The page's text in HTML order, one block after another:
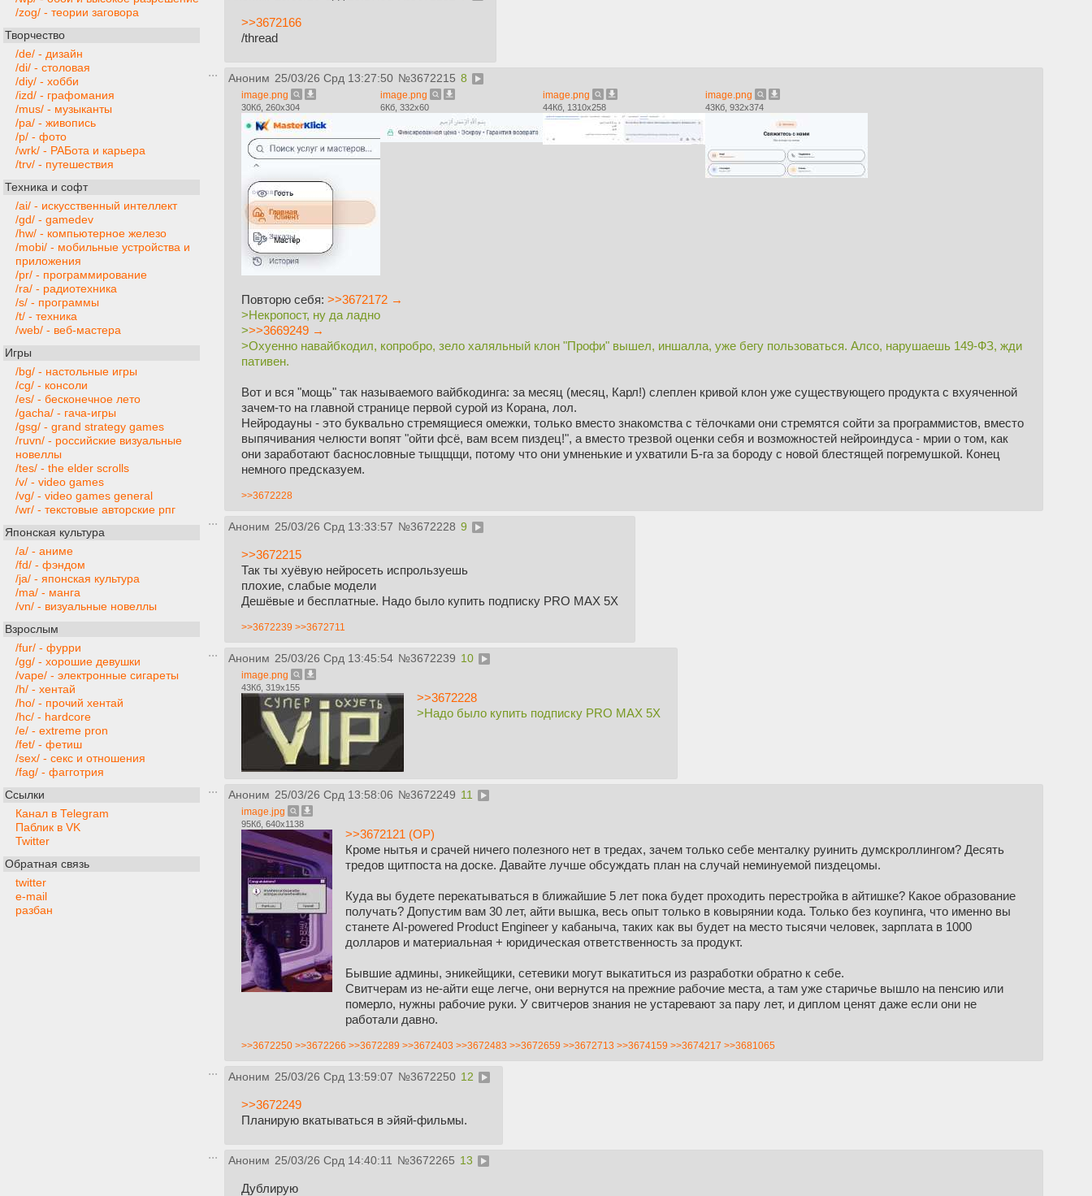
/zog/ - теории заговора
Творчество
/de/ - дизайн
/di/ - столовая
/diy/ - хобби
/izd/ - графомания
/mus/ - музыканты
/pa/ - живопись
/p/ - фото
/wrk/ - РАБота и карьера
/trv/ - путешествия
Техника и софт
/ai/ - искусственный интеллект
/gd/ - gamedev
/hw/ - компьютерное железо
/mobi/ - мобильные устройства и
приложения
/pr/ - программирование
/ra/ - радиотехника
/s/ - программы
/t/ - техника
/web/ - веб-мастера
Игры
/bg/ - настольные игры
/cg/ - консоли
/es/ - бесконечное лето
/gacha/ - гача-игры
/gsg/ - grand strategy games
/ruvn/ - российские визуальные
новеллы
/tes/ - the elder scrolls
/v/ - video games
/vg/ - video games general
/wr/ - текстовые авторские рпг
Японская культура
/a/ - аниме
/fd/ - фэндом
/ja/ - японская культура
/ma/ - манга
/vn/ - визуальные новеллы
Взрослым
/fur/ - фурри
/gg/ - хорошие девушки
/vape/ - электронные сигареты
/h/ - хентай
/ho/ - прочий хентай
/hc/ - hardcore
/e/ - extreme pron
/fet/ - фетиш
/sex/ - секс и отношения
/fag/ - фагготрия
Ссылки
Канал в Telegram
Паблик в VK
Twitter
Обратная связь
twitter
e-mail
разбан
>>3672166
/thread
Аноним 25/03/26 Срд 13:27:50 №3672215 8
image.png
30Кб, 260x304
image.png
6Кб, 332x60
image.png
44Кб, 1310x258
image.png
43Кб, 932x374
Повторю себя: >>3672172 →
>Некропост, ну да ладно
>>>3669249 →
>Охуенно навайбкодил, копробро, зело халяльный клон "Профи" вышел, иншалла, уже бегу пользоваться. Алсо, нарушаешь 149-ФЗ, жди
пативен.
Вот и вся "мощь" так называемого вайбкодинга: за месяц (месяц, Карл!) слеплен кривой клон уже существующего продукта с вхуяченной
зачем-то на главной странице первой сурой из Корана, лол.
Нейродауны - это буквально стремящиеся омежки, только вместо знакомства с тёлочками они стремятся сойти за программистов, вместо
выпячивания челюсти вопят "ойти фсё, вам всем пиздец!", а вместо трезвой оценки себя и возможностей нейроиндуса - мрии о том, как
они заработают баснословные тыщщщи, потому что они умненькие и ухватили Б-га за бороду с новой блестящей погремушкой. Конец
немного предсказуем.
>>3672228
Аноним 25/03/26 Срд 13:33:57 №3672228 9
>>3672215
Так ты хуёвую нейросеть испрользуешь
плохие, слабые модели
Дешёвые и бесплатные. Надо было купить подписку PRO MAX 5X
>>3672239 >>3672711
Аноним 25/03/26 Срд 13:45:54 №3672239 10
image.png
43Кб, 319x155
>>3672228
>Надо было купить подписку PRO MAX 5X
Аноним 25/03/26 Срд 13:58:06 №3672249 11
image.jpg
95Кб, 640x1138
>>3672121 (OP)
Кроме нытья и срачей ничего полезного нет в тредах, зачем только себе менталку руинить думскроллингом? Десять
тредов щитпоста на доске. Давайте лучше обсуждать план на случай неминуемой пиздецомы.
Куда вы будете перекатываться в ближайшие 5 лет пока будет проходить перестройка в айтишке? Какое образование
получать? Допустим вам 30 лет, айти вышка, весь опыт только в ковырянии кода. Только без коупинга, что именно вы
станете AI-powered Product Engineer у кабаныча, таких как вы будет на место тысячи человек, зарплата в 1000
долларов и материальная + юридическая ответственность за продукт.
Бывшие админы, эникейщики, сетевики могут выкатиться из разработки обратно к себе.
Свитчерам из не-айти еще легче, они вернутся на прежние рабочие места, а там уже старичье вышло на пенсию или
померло, нужны рабочие руки. У свитчеров знания не устаревают за пару лет, и диплом ценят даже если они не
работали давно.
>>3672250 >>3672266 >>3672289 >>3672403 >>3672483 >>3672659 >>3672713 >>3674159 >>3674217 >>3681065
Аноним 25/03/26 Срд 13:59:07 №3672250 12
>>3672249
Планирую вкатываться в эйяй-фильмы.
Аноним 25/03/26 Срд 14:40:11 №3672265 13
Дублирую